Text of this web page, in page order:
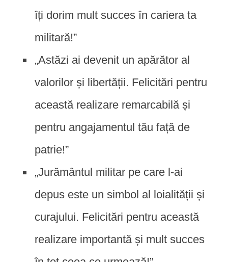
îți dorim mult succes în cariera ta
militară!”
„Astăzi ai devenit un apărător al
valorilor și libertății. Felicitări pentru
această realizare remarcabilă și
pentru angajamentul tău față de
patrie!”
„Jurământul militar pe care l-ai
depus este un simbol al loialității și
curajului. Felicitări pentru această
realizare importantă și mult succes